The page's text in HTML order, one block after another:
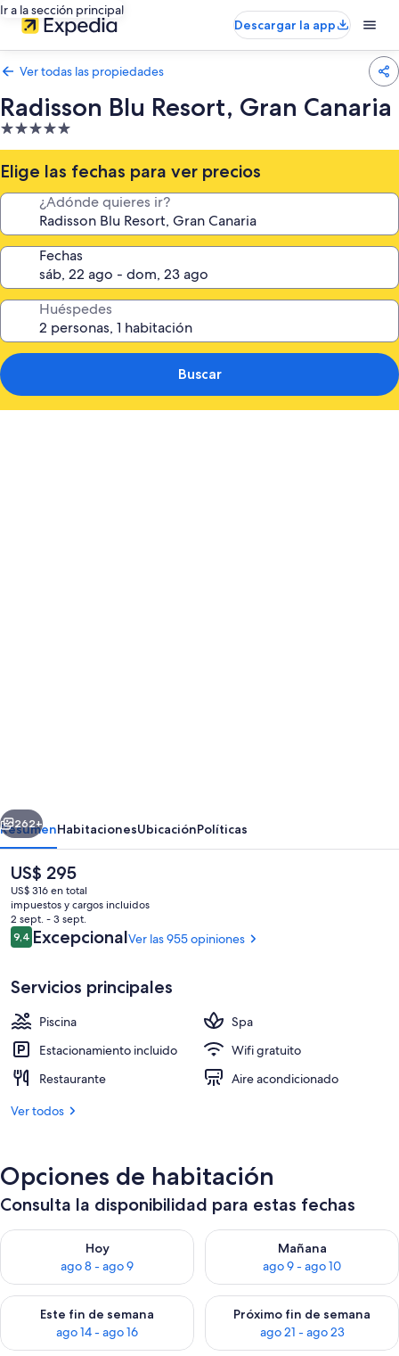
Ir a la sección principal
Descargar la app
Ver todas las propiedades
Radisson Blu Resort, Gran Canaria
Propiedad
de
5.0
estrellas
Elige las fechas para ver precios
¿Adónde quieres ir?
Fechas
Huéspedes
Buscar
Canaria
2 piscinas al aire libre, sombrillas,
Siguiente
262+
ResumenHabitacionesUbicaciónPolíticas
El
precio
actual
es
de
US$ 295
US$ 295
US$ 316 en total
impuestos y cargos incluidos
2 sept. - 3 sept.
Opiniones
9,49,4 de 10
ExcepcionalVer las 955 opiniones
Servicios principales
Piscina
Spa
Estacionamiento incluido
Wifi gratuito
Restaurante
Aire acondicionado
Ver todos
Opciones de habitación
Consulta la disponibilidad para estas fechas
Hoy
ago 8 - ago 9
Consulta la disponibilidad para hoy ago 8 - ago 9
Mañana
ago 9 - ago 10
Consulta la disponibilidad
Este fin de semana
ago 14 - ago 16
Consulta la disponibilidad para este fin de semana ago 14 -
Próximo fin de semana
ago 21 - ago 23
Consulta la disponibilidad